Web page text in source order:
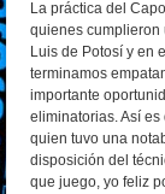
La práctica del
quienes cumplieron
Luis de Potosí y en
terminamos
importante
eliminatorias. Así
quien tuvo una
disposición del
que juego, yo feliz